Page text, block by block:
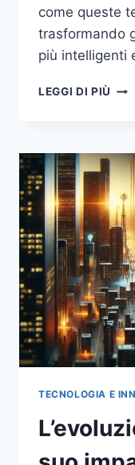
come queste
trasformando
più intelligenti
LEGGI DI PIÙ 5G
LA
STA
LE
TECNOLOGIA E